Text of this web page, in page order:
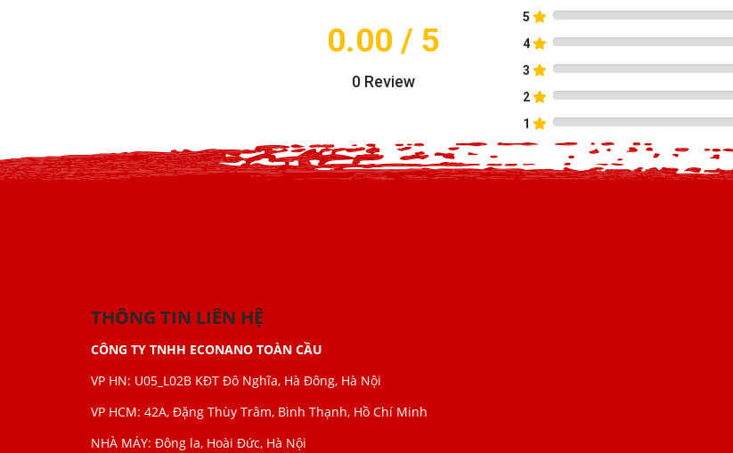
0.00 / 5
0 Review
5
4
3
2
1
THÔNG TIN LIÊN HỆ
CÔNG TY TNHH ECONANO TOÀN CẦU
VP HN: U05_L02B KĐT Đô Nghĩa, Hà Đông, Hà Nội
VP HCM: 42A, Đặng Thùy Trâm, Bình Thạnh, Hồ Chí Minh
NHÀ MÁY: Đông la, Hoài Đức, Hà Nội